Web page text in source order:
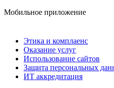
Мобильное приложение
Этика и комплаенс
Оказание услуг
Использование сайтов
Защита персональных
ИТ аккредитация